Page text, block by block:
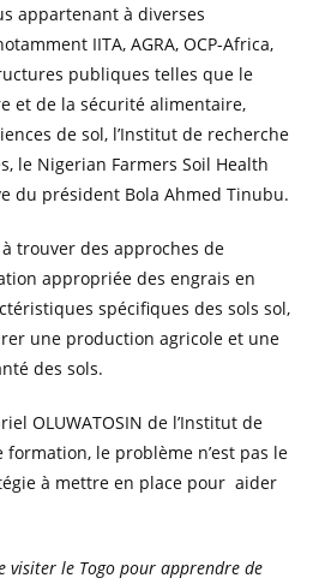
appartenant à diverses
IITA, AGRA, OCP-Africa,
publiques telles que le
et de la sécurité alimentaire,
de sol, l’Institut de recherche
le Nigerian Farmers Soil Health
du président Bola Ahmed Tinubu.
trouver des approches de
appropriée des engrais en
spécifiques des sols sol,
une production agricole et une
des sols.
OLUWATOSIN de l’Institut de
le problème n’est pas le
à mettre en place pour aider
visiter le Togo pour apprendre de